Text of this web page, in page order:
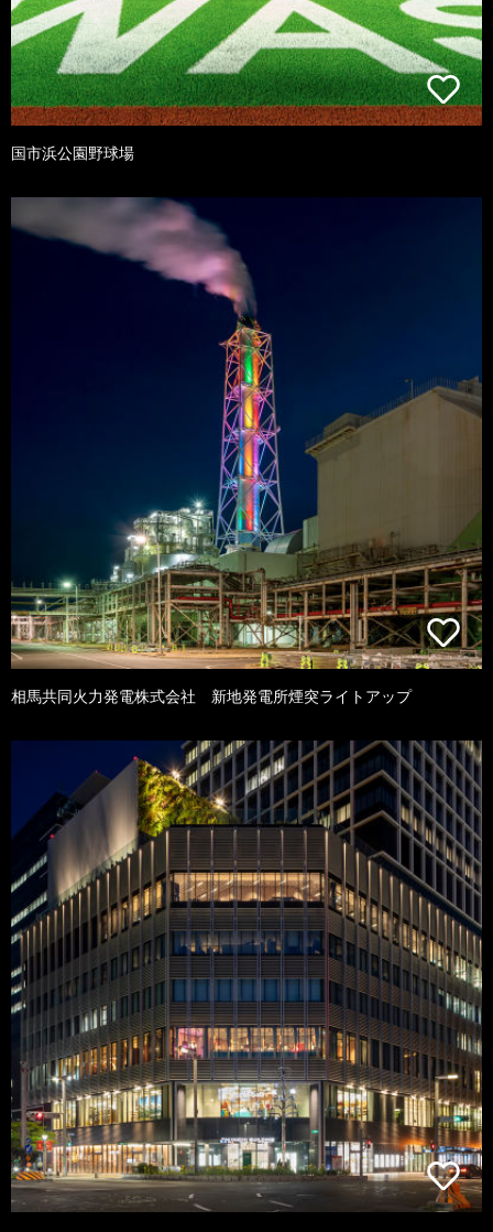
国市浜公園野球場
相馬共同火力発電株式会社 新地発電所煙突ライトアップ